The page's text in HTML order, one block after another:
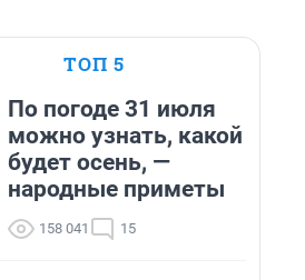
ТОП 5
По погоде 31 июля
можно узнать, какой
будет осень, —
народные приметы
158 041 15